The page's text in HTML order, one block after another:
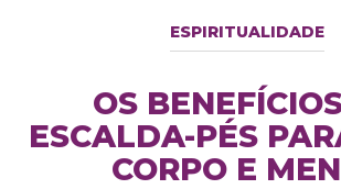
ESPIRITUALIDADE
OS
ESCALDA-PÉS
CORPO E